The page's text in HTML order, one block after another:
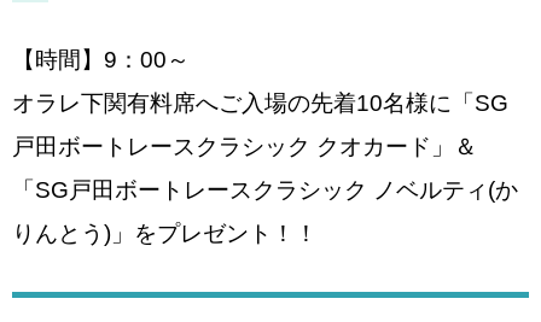
【時間】9：00～
オラレ下関有料席へご入場の先着10名様に「SG
戸田ボートレースクラシック クオカード」＆
「SG戸田ボートレースクラシック ノベルティ(か
りんとう)」をプレゼント！！